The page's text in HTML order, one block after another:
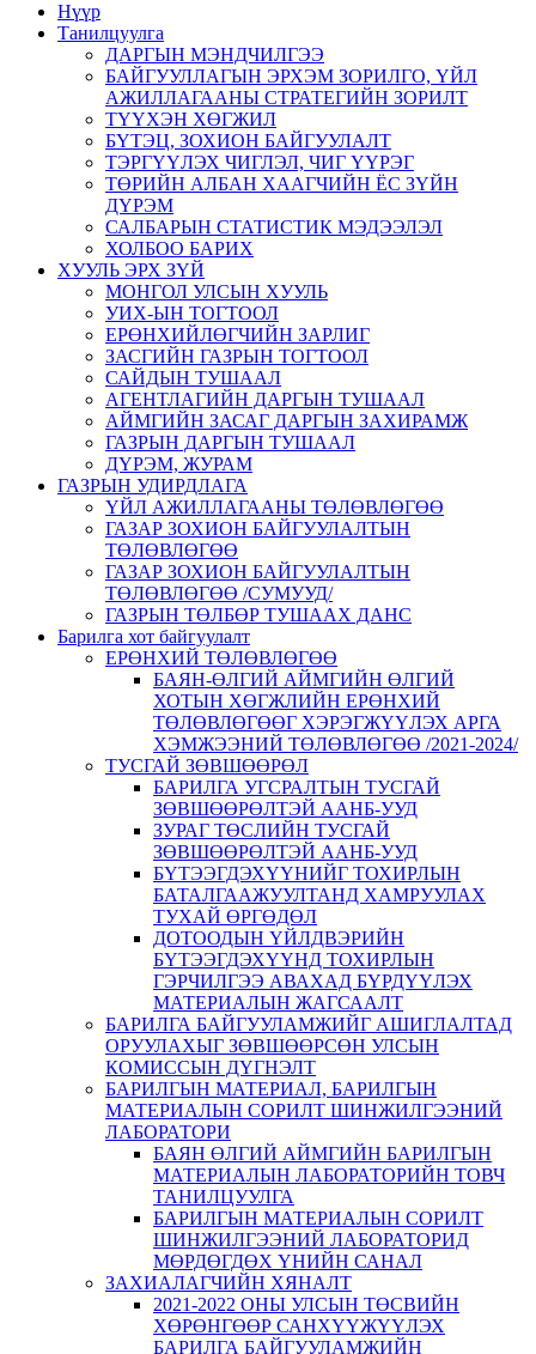
Нүүр
Танилцуулга
ДАРГЫН МЭНДЧИЛГЭЭ
БАЙГУУЛЛАГЫН ЭРХЭМ ЗОРИЛГО, ҮЙЛ
АЖИЛЛАГААНЫ СТРАТЕГИЙН ЗОРИЛТ
ТҮҮХЭН ХӨГЖИЛ
БҮТЭЦ, ЗОХИОН БАЙГУУЛАЛТ
ТЭРГҮҮЛЭХ ЧИГЛЭЛ, ЧИГ ҮҮРЭГ
ТӨРИЙН АЛБАН ХААГЧИЙН ЁС ЗҮЙН
ДҮРЭМ
САЛБАРЫН СТАТИСТИК МЭДЭЭЛЭЛ
ХОЛБОО БАРИХ
ХУУЛЬ ЭРХ ЗҮЙ
МОНГОЛ УЛСЫН ХУУЛЬ
УИХ-ЫН ТОГТООЛ
ЕРӨНХИЙЛӨГЧИЙН ЗАРЛИГ
ЗАСГИЙН ГАЗРЫН ТОГТООЛ
САЙДЫН ТУШААЛ
АГЕНТЛАГИЙН ДАРГЫН ТУШААЛ
АЙМГИЙН ЗАСАГ ДАРГЫН ЗАХИРАМЖ
ГАЗРЫН ДАРГЫН ТУШААЛ
ДҮРЭМ, ЖУРАМ
ГАЗРЫН УДИРДЛАГА
ҮЙЛ АЖИЛЛАГААНЫ ТӨЛӨВЛӨГӨӨ
ГАЗАР ЗОХИОН БАЙГУУЛАЛТЫН
ТӨЛӨВЛӨГӨӨ
ГАЗАР ЗОХИОН БАЙГУУЛАЛТЫН
ТӨЛӨВЛӨГӨӨ /СУМУУД/
ГАЗРЫН ТӨЛБӨР ТУШААХ ДАНС
Барилга хот байгуулалт
ЕРӨНХИЙ ТӨЛӨВЛӨГӨӨ
БАЯН-ӨЛГИЙ АЙМГИЙН ӨЛГИЙ
ХОТЫН ХӨГЖЛИЙН ЕРӨНХИЙ
ТӨЛӨВЛӨГӨӨГ ХЭРЭГЖҮҮЛЭХ АРГА
ХЭМЖЭЭНИЙ ТӨЛӨВЛӨГӨӨ /2021-2024/
ТУСГАЙ ЗӨВШӨӨРӨЛ
БАРИЛГА УГСРАЛТЫН ТУСГАЙ
ЗӨВШӨӨРӨЛТЭЙ ААНБ-УУД
ЗУРАГ ТӨСЛИЙН ТУСГАЙ
ЗӨВШӨӨРӨЛТЭЙ ААНБ-УУД
БҮТЭЭГДЭХҮҮНИЙГ ТОХИРЛЫН
БАТАЛГААЖУУЛТАНД ХАМРУУЛАХ
ТУХАЙ ӨРГӨДӨЛ
ДОТООДЫН ҮЙЛДВЭРИЙН
БҮТЭЭГДЭХҮҮНД ТОХИРЛЫН
ГЭРЧИЛГЭЭ АВАХАД БҮРДҮҮЛЭХ
МАТЕРИАЛЫН ЖАГСААЛТ
БАРИЛГА БАЙГУУЛАМЖИЙГ АШИГЛАЛТАД
ОРУУЛАХЫГ ЗӨВШӨӨРСӨН УЛСЫН
КОМИССЫН ДҮГНЭЛТ
БАРИЛГЫН МАТЕРИАЛ, БАРИЛГЫН
МАТЕРИАЛЫН СОРИЛТ ШИНЖИЛГЭЭНИЙ
ЛАБОРАТОРИ
БАЯН ӨЛГИЙ АЙМГИЙН БАРИЛГЫН
МАТЕРИАЛЫН ЛАБОРАТОРИЙН ТОВЧ
ТАНИЛЦУУЛГА
БАРИЛГЫН МАТЕРИАЛЫН СОРИЛТ
ШИНЖИЛГЭЭНИЙ ЛАБОРАТОРИД
МӨРДӨГДӨХ ҮНИЙН САНАЛ
ЗАХИАЛАГЧИЙН ХЯНАЛТ
2021-2022 ОНЫ УЛСЫН ТӨСВИЙН
ХӨРӨНГӨӨР САНХҮҮЖҮҮЛЭХ
БАРИЛГА БАЙГУУЛАМЖИЙН